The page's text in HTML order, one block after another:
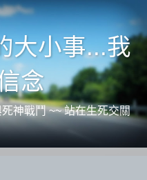
大小事...我
念
神戰鬥 ~~ 站在生死交關